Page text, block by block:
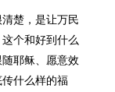
楚，是让万民
个和好到什么
耶稣、愿意效
什么样的福